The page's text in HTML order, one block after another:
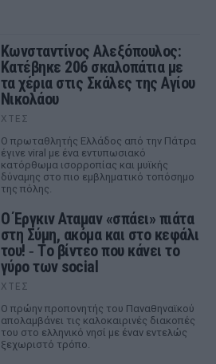
Κωνσταντίνος Αλεξόπουλος:
Κατέβηκε 206 σκαλοπάτια με
τα χέρια στις Σκάλες της Αγίου
Νικολάου
ΧΤΕΣ
Ο πρωταθλητής Ελλάδος από την Πάτρα
έγινε viral με ένα εντυπωσιακό
κατόρθωμα ισορροπίας και μυϊκής
δύναμης στο πιο εμβληματικό τοπόσημο
της πόλης.
Ο Έργκιν Αταμαν «σπάει» πιάτα
στη Σύμη, ακόμα και στο κεφάλι
του! ‑ Tο βίντεο που κάνει το
γύρο των social
ΧΤΕΣ
Ο πρώην προπονητής του Παναθηναϊκού
απολαμβάνει τις καλοκαιρινές διακοπές
του στο ελληνικό νησί με έναν εντελώς
ξεχωριστό τρόπο.